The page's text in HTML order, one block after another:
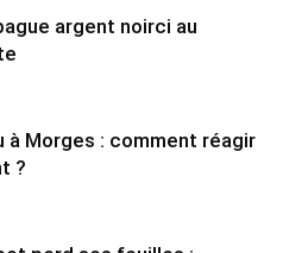
argent noirci au
à Morges : comment réagir
?